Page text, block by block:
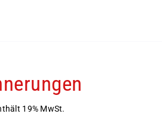
19% MwSt.